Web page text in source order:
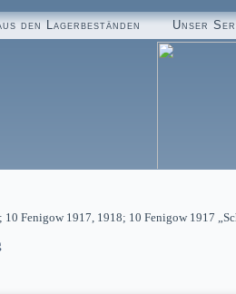
den Lagerbeständen Unser
Fenigow 1917, 1918; 10 Fenigow 1917